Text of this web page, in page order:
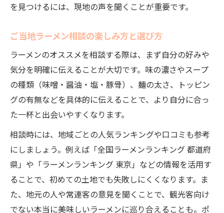
を見つけるには、現地の声を聞くことが重要です。
ご当地ラーメン相談の楽しみ方と選び方
ラーメンのオススメを相談する際は、まず自分の好みや
気分を明確に伝えることが大切です。味の濃さやスープ
の種類（味噌・醤油・塩・豚骨）、麺の太さ、トッピン
グの有無などを具体的に伝えることで、より自分に合っ
た一杯と出会いやすくなります。
相談時には、地域ごとの人気ランキングや口コミも参考
にしましょう。例えば「全国ラーメンランキング 都道府
県」や「ラーメンランキング 東京」などの情報を活用す
ることで、初めての土地でも失敗しにくくなります。ま
た、地元の人や常連客の意見を聞くことで、観光客向け
でない本当に美味しいラーメンに巡り合えることも。ポ